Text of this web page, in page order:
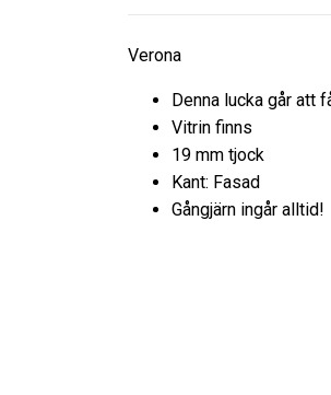
Verona
Denna lucka går att
Vitrin finns
19 mm tjock
Kant: Fasad
Gångjärn ingår alltid!